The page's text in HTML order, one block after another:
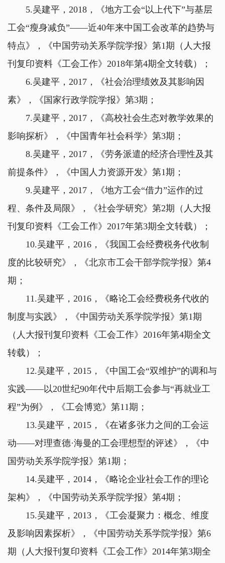
5.吴建平，2018，《地方工会“以上代下”与基层
工会“瘦身减负”——近40年来中国工会改革的趋势与
特点》，《中国劳动关系学院学报》第1期（人大报
刊复印资料《工会工作》2018年第4期全文转载）；
6.吴建平，2017，《社会治理绩效及其影响因
素》，《国家行政学院学报》第3期；
7.吴建平，2017，《高校社会生态对教学效果的
影响探析》，《中国青年社会科学》第3期；
8.吴建平，2017，《劳务派遣的经济合理性及其
前提条件》，《中国人力资源开发》第1期；
9.吴建平，2017，《地方工会“借力”运作的过
程、条件及局限》，《社会学研究》第2期（人大报
刊复印资料《工会工作》2017年第3期全文转载）；
10.吴建平，2016，《我国工会经费税务代收制
度的比较研究》，《北京市工会干部学院学报》第4
期；
11.吴建平，2016，《略论工会经费税务代收的
制度与实践》，《中国劳动关系学院学报》第1期
（人大报刊复印资料《工会工作》2016年第4期全文
转载）；
12.吴建平，2015，《中国工会“双维护”的调和与
实践——以20世纪90年代中后期工会参与“再就业工
程”为例》，《工会博览》第11期；
13.吴建平，2015，《在诸多张力之间的工会运
动——对理查德·海曼的工会理想型的评述》，《中
国劳动关系学院学报》第1期；
14.吴建平，2014，《略论企业社会工作的理论
架构》，《中国劳动关系学院学报》第4期；
15.吴建平，2013，《工会凝聚力：概念、维度
及影响因素探析》，《中国劳动关系学院学报》第6
期（人大报刊复印资料《工会工作》2014年第3期全